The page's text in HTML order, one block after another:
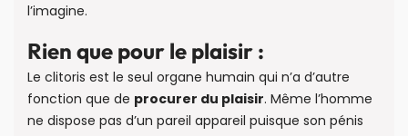
l’imagine.
Rien que pour le plaisir :
Le clitoris est le seul organe humain qui n’a d’autre
fonction que de procurer du plaisir. Même l’homme
ne dispose pas d’un pareil appareil puisque son pénis